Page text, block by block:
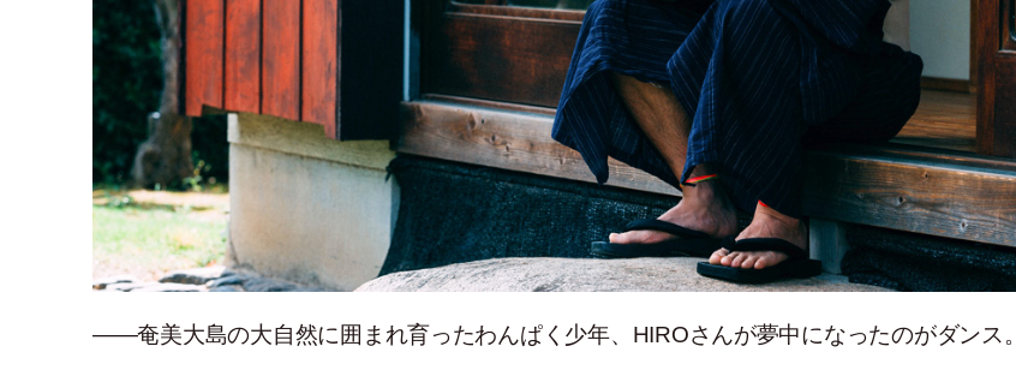
――奄美大島の大自然に囲まれ育ったわんぱく少年、HIROさんが夢中になったのがダンス。